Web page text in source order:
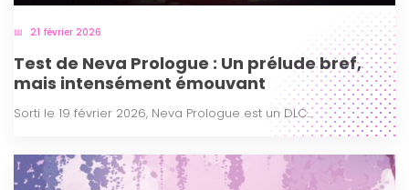
21 février 2026
Test de Neva Prologue : Un prélude bref,
mais intensément émouvant
Sorti le 19 février 2026, Neva Prologue est un DLC...